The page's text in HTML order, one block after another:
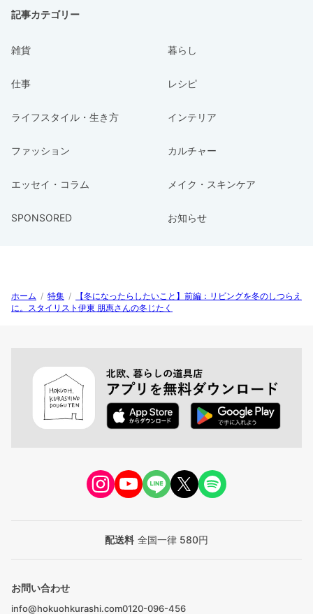
記事カテゴリー
雑貨 暮らし
仕事 レシピ
ライフスタイル・生き方 インテリア
ファッション カルチャー
エッセイ・コラム メイク・スキンケア
SPONSORED お知らせ
ホーム / 特集 /
【冬になったらしたいこと】前編：リビングを冬のしつらえ
に。スタイリスト伊東 朋惠さんの冬じたく
配送料 全国一律 580円
お問い合わせ
info@hokuohkurashi.com0120-096-456